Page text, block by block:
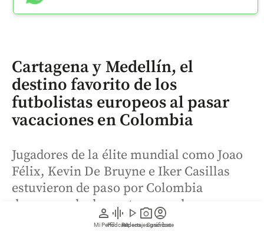
person
Mi Perfil
graphic_eq
Pódcast
play_arrow
Videos
photo_camera
Reportajes gráficos
account_circle
Suscríbete
Cartagena y Medellín, el
destino favorito de los
futbolistas europeos al pasar
vacaciones en Colombia
Jugadores de la élite mundial como Joao
Félix, Kevin De Bruyne e Iker Casillas
estuvieron de paso por Colombia
descansando de sus temporadas y
compartiendo la belleza de diferentes